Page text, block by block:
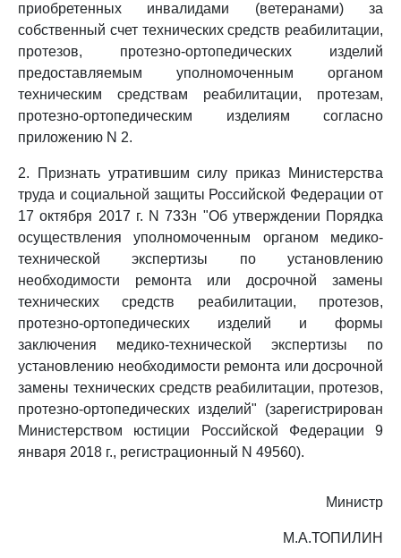
приобретенных инвалидами (ветеранами) за
собственный счет технических средств реабилитации,
протезов, протезно-ортопедических изделий
предоставляемым уполномоченным органом
техническим средствам реабилитации, протезам,
протезно-ортопедическим изделиям согласно
приложению N 2.
2. Признать утратившим силу приказ Министерства
труда и социальной защиты Российской Федерации от
17 октября 2017 г. N 733н "Об утверждении Порядка
осуществления уполномоченным органом медико-
технической экспертизы по установлению
необходимости ремонта или досрочной замены
технических средств реабилитации, протезов,
протезно-ортопедических изделий и формы
заключения медико-технической экспертизы по
установлению необходимости ремонта или досрочной
замены технических средств реабилитации, протезов,
протезно-ортопедических изделий" (зарегистрирован
Министерством юстиции Российской Федерации 9
января 2018 г., регистрационный N 49560).
Министр
М.А.ТОПИЛИН